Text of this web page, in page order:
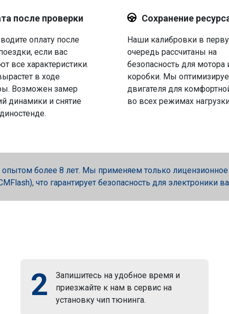
после проверки
оплату после
если вас
все характеристики.
в ходе
Возможен замер
динамики и снятие
Сохранение
Наши калибровки в
очередь рассчитаны на
безопасность для мотора
коробки. Мы
двигателя для
во всех режимах
более 8 лет. Мы применяем только лицензионное
что гарантирует безопасность для электроники
2
Запишитесь на удобное время и
приезжайте к нам в сервис на
установку чип тюнинга.